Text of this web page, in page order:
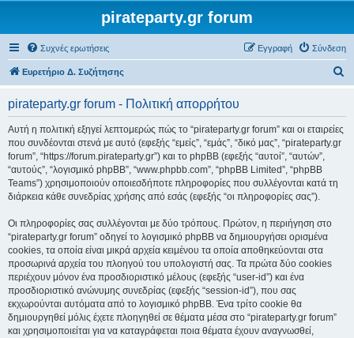
pirateparty.gr forum
Συχνές ερωτήσεις Σύνδεση
Εγγραφή
Ευρετήριο Δ. Συζήτησης
pirateparty.gr forum - Πολιτική απορρήτου
Αυτή η πολιτική εξηγεί λεπτομερώς πώς το “pirateparty.gr forum” και οι εταιρείες
που συνδέονται στενά με αυτό (εφεξής “εμείς”, “εμάς”, “δικό μας”, “pirateparty.gr
forum”, “https://forum.pirateparty.gr”) και το phpBB (εφεξής “αυτοί”, “αυτών”,
“αυτούς”, “λογισμικό phpBB”, “www.phpbb.com”, “phpBB Limited”, “phpBB
Teams”) χρησιμοποιούν οποιεσδήποτε πληροφορίες που συλλέγονται κατά τη
διάρκεια κάθε συνεδρίας χρήσης από εσάς (εφεξής “οι πληροφορίες σας”).
Οι πληροφορίες σας συλλέγονται με δύο τρόπους. Πρώτον, η περιήγηση στο
“pirateparty.gr forum” οδηγεί το λογισμικό phpBB να δημιουργήσει ορισμένα
cookies, τα οποία είναι μικρά αρχεία κειμένου τα οποία αποθηκεύονται στα
προσωρινά αρχεία του πλοηγού του υπολογιστή σας. Τα πρώτα δύο cookies
περιέχουν μόνον ένα προσδιοριστικό μέλους (εφεξής “user-id”) και ένα
προσδιοριστικό ανώνυμης συνεδρίας (εφεξής “session-id”), που σας
εκχωρούνται αυτόματα από το λογισμικό phpBB. Ένα τρίτο cookie θα
δημιουργηθεί μόλις έχετε πλοηγηθεί σε θέματα μέσα στο “pirateparty.gr forum”
και χρησιμοποιείται για να καταγράφεται ποια θέματα έχουν αναγνωσθεί,